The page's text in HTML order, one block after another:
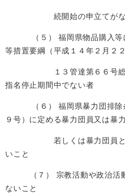
続開始の申立てがなされ
（５） 福岡県物品購入等に
等措置要綱（平成１４年２月２
１３管達第６６号総務部
指名停止期間中でない者
（６） 福岡県暴力団排除条
９号）に定める暴力団員又は暴
若しくは暴力団員と密接
いこと
（７） 宗教活動や政治活動
ないこと